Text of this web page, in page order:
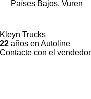
Países Bajos, Vuren
Kleyn Trucks
22 años en Autoline
Contacte con el vendedor